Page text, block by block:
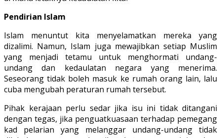
Pendirian Islam
Islam menuntut kita menyelamatkan mereka yang
dizalimi. Namun, Islam juga mewajibkan setiap Muslim
yang menjadi tetamu untuk menghormati undang-
undang dan kedaulatan negara yang menerima.
Seseorang tidak boleh masuk ke rumah orang lain, lalu
cuba mengubah peraturan rumah tersebut.
Pihak kerajaan perlu sedar jika isu ini tidak ditangani
dengan tegas, jika penguatkuasaan terhadap pemegang
kad pelarian yang melanggar undang-undang tidak